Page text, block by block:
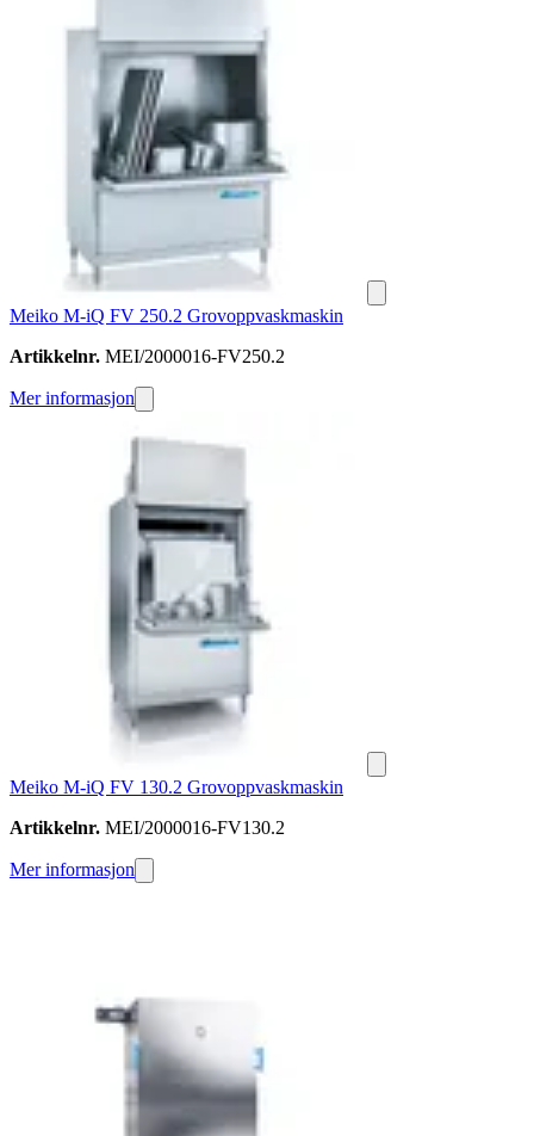
Meiko M-iQ FV 250.2 Grovoppvaskmaskin
Artikkelnr. MEI/2000016-FV250.2
Mer informasjon
Meiko M-iQ FV 130.2 Grovoppvaskmaskin
Artikkelnr. MEI/2000016-FV130.2
Mer informasjon